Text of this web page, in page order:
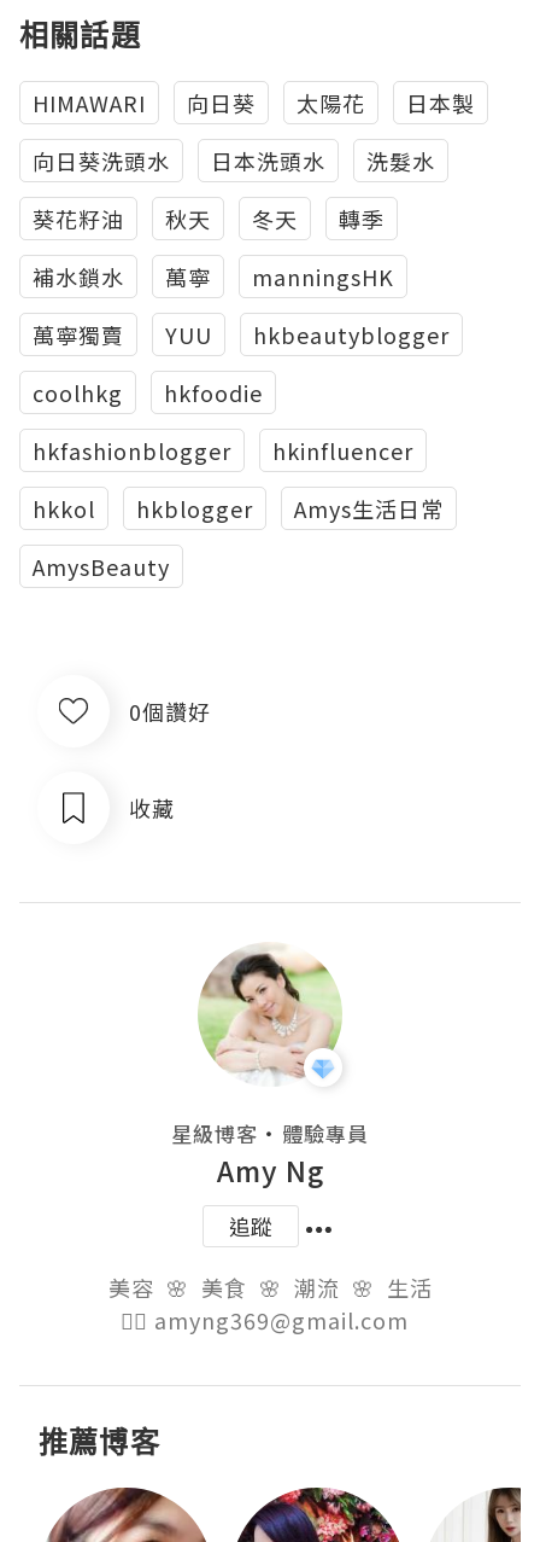
相關話題
HIMAWARI 向日葵 太陽花
日本製
向日葵洗頭水
日本洗頭水
洗髮水
葵花籽油
秋天 冬天
轉季
補水鎖水
萬寧
manningsHK
萬寧獨賣
YUU
hkbeautyblogger
coolhkg
hkfoodie
hkfashionblogger
hkinfluencer
hkkol
hkblogger
Amys生活日常
AmysBeauty
0個讚好
收藏
星級博客 ・ 體驗專員
Amy Ng
追蹤
美容  🌸  美食  🌸  潮流  🌸  生活
👉🏻 amyng369@gmail.com
推薦博客